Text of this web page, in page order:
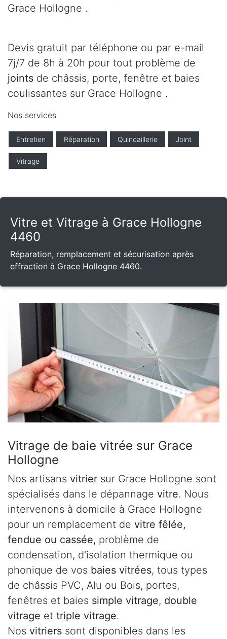
Grace Hollogne .
Devis gratuit par téléphone ou par e-mail
7j/7 de 8h à 20h pour tout problème de
joints de châssis, porte, fenêtre et baies
coulissantes sur Grace Hollogne .
Nos services
Entretien Réparation Quincaillerie Joint
Vitrage
Vitre et Vitrage à Grace Hollogne
4460
Réparation, remplacement et sécurisation après
effraction à Grace Hollogne 4460.
Vitrage de baie vitrée sur Grace
Hollogne
Nos artisans vitrier sur Grace Hollogne sont
spécialisés dans le dépannage vitre. Nous
intervenons à domicile à Grace Hollogne
pour un remplacement de vitre fêlée,
fendue ou cassée, problème de
condensation, d'isolation thermique ou
phonique de vos baies vitrées, tous types
de châssis PVC, Alu ou Bois, portes,
fenêtres et baies simple vitrage, double
vitrage et triple vitrage.
Nos vitriers sont disponibles dans les